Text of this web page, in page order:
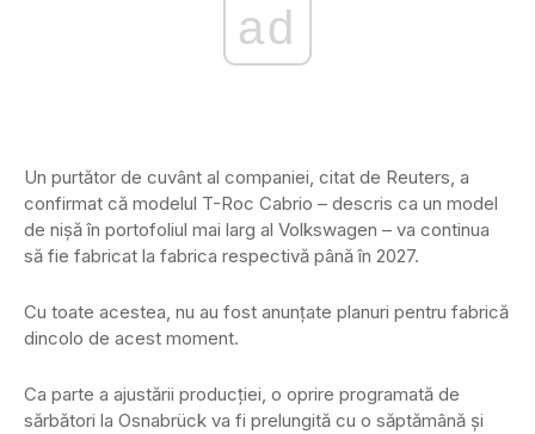
ad
Un purtător de cuvânt al companiei, citat de Reuters, a
confirmat că modelul T-Roc Cabrio – descris ca un model
de nișă în portofoliul mai larg al Volkswagen – va continua
să fie fabricat la fabrica respectivă până în 2027.
Cu toate acestea, nu au fost anunțate planuri pentru fabrică
dincolo de acest moment.
Ca parte a ajustării producției, o oprire programată de
sărbători la Osnabrück va fi prelungită cu o săptămână și